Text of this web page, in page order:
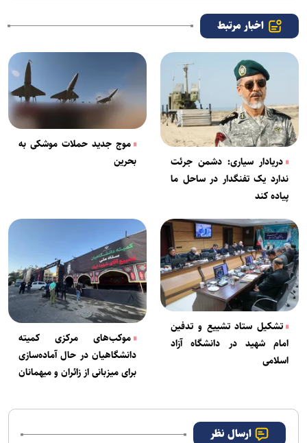
اخبار مرتبط
دریادار سیاری: دشمن جرئت
ندارد یک تفنگدار در ساحل ما
پیاده کند
موج جدید حملات موشکی به
بحرین
تشکیل ستاد تشییع و تدفین
امام شهید در دانشگاه آزاد
اسلامی
موکب‌های مرکزی کمیته
دانشگاهیان در حال آماده‌سازی
برای میزبانی از زائران و میهمانان
ارسال نظر